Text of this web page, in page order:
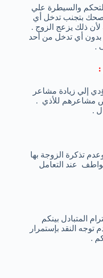
للتحكم والسيطرة علي
نصحك بتجنب تدخل أي
ذلك يزعج الزوج .
بدون أي تدخل من أحد
.
:
إلي زيادة مشاعر
مشاعرهم للأذي .
.
تذكرة الزوجة بها
عند التعامل
المتبادل بينكم
النقد بإستمرار
.